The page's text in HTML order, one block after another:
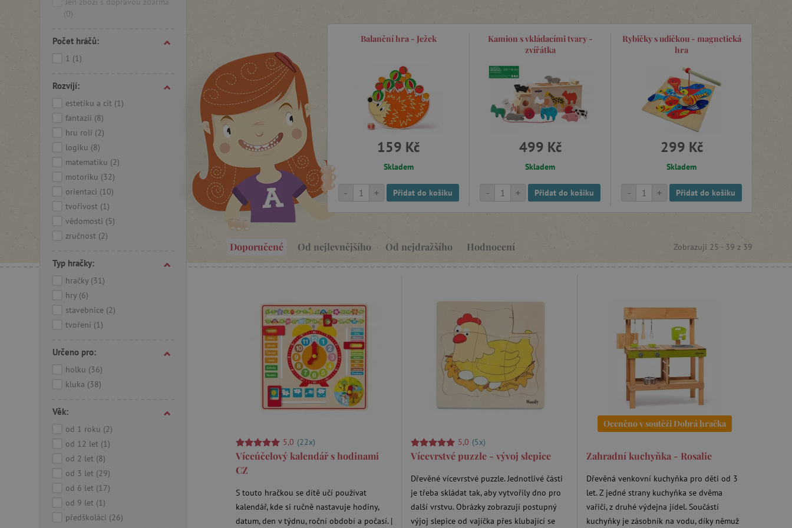
(0)
Počet hráčů:
1 (1)
Rozvíjí:
estetiku a cit (1)
fantazii (8)
hru rolí (2)
logiku (8)
matematiku (2)
motoriku (32)
orientaci (10)
tvořivost (1)
vědomosti (5)
zručnost (2)
Typ hračky:
hračky (31)
hry (6)
stavebnice (2)
tvoření (1)
Určeno pro:
holku (36)
kluka (38)
Věk:
od 1 roku (2)
od 12 let (1)
od 2 let (8)
od 3 let (29)
od 6 let (17)
od 9 let (1)
předškoláci (26)
Balanční hra - Ježek
159 Kč
Skladem
+
- Přidat do košíku
Kamion s vkládacími tvary -
zvířátka
499 Kč
Skladem
+
- Přidat do košíku
Rybičky s udičkou - magnetická
hra
299 Kč
Skladem
+
- Přidat do košíku
Doporučené Od nejlevnějšího Od nejdražšího Hodnocení Zobrazuji 25 - 39 z 39
5,0 (22x)
Víceúčelový kalendář s hodinami
CZ
S touto hračkou se dítě učí používat
kalendář, kde si ručně nastavuje hodiny,
datum, den v týdnu, roční období a počasí. |
5,0 (5x)
Vícevrstvé puzzle - vývoj slepice
Dřevěné vícevrstvé puzzle. Jednotlivé části
je třeba skládat tak, aby vytvořily dno pro
další vrstvu. Obrázky zobrazují postupný
výjoj slepice od vajíčka přes klubající se
Oceněno v soutěži Dobrá hračka
Zahradní kuchyňka - Rosalie
Dřevěná venkovní kuchyňka pro děti od 3
let. Z jedné strany kuchyňka se dvěma
vařiči, z druhé výdejna jídel. Součástí
kuchyňky je zásobník na vodu, díky němuž